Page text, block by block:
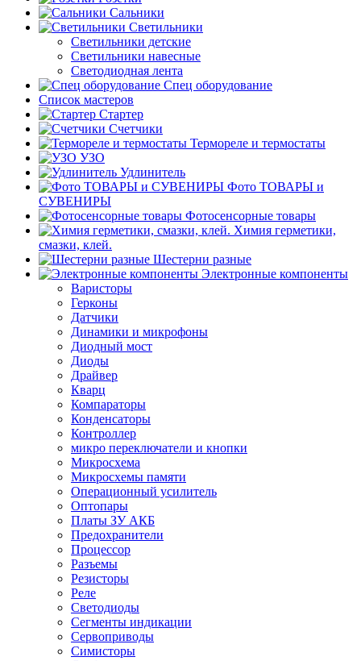
Сальники
Светильники
Светильники детские
Светильники навесные
Светодиодная лента
Спец оборудование
Список мастеров
Стартер
Счетчики
Термореле и термостаты
УЗО
Удлинитель
Фото ТОВАРЫ и
СУВЕНИРЫ
Фотосенсорные товары
Химия герметики,
смазки, клей.
Шестерни разные
Электронные компоненты
Варисторы
Герконы
Датчики
Динамики и микрофоны
Диодный мост
Диоды
Драйвер
Кварц
Компараторы
Конденсаторы
Контроллер
микро переключатели и кнопки
Микросхема
Микросхемы памяти
Операционный усилитель
Оптопары
Платы ЗУ АКБ
Предохранители
Процессор
Разъемы
Резисторы
Реле
Светодиоды
Сегменты индикации
Сервоприводы
Симисторы